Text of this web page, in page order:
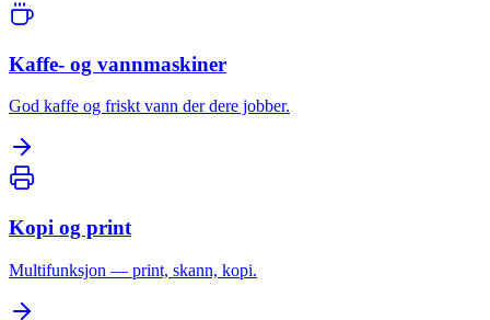
Kaffe- og vannmaskiner
God kaffe og friskt vann der dere jobber.
Kopi og print
Multifunksjon — print, skann, kopi.